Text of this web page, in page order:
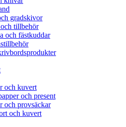
gradskivor
tillbehör
och fästkuddar
och kuvert
och present
och provsäckar
och kuvert